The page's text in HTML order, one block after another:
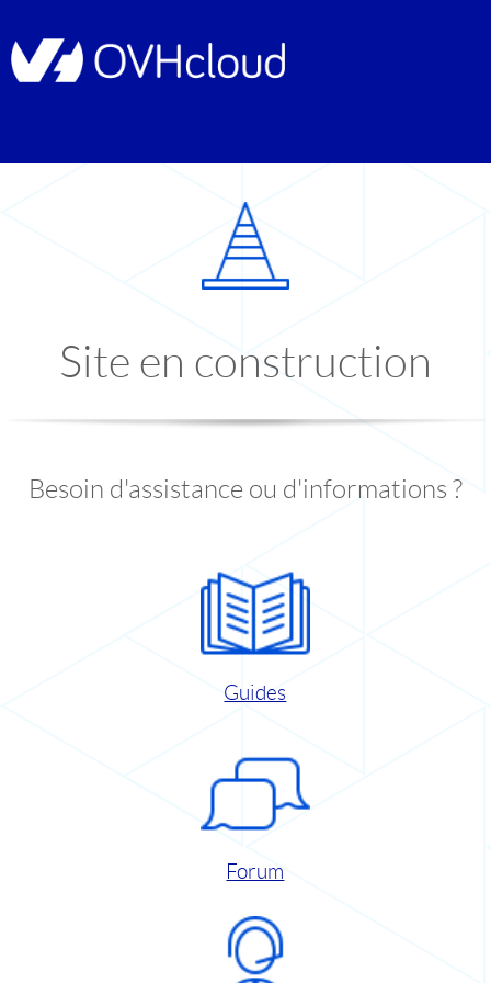
Site en construction
Besoin d'assistance ou d'informations ?
Guides
Forum